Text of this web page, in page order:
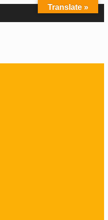
Translate »